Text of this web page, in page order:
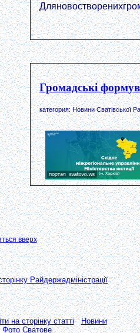
Громадські
категория: Новини Сватівської
вверх
Райдержадміністрації
на сторінку статті
Новини
Фото Сватове